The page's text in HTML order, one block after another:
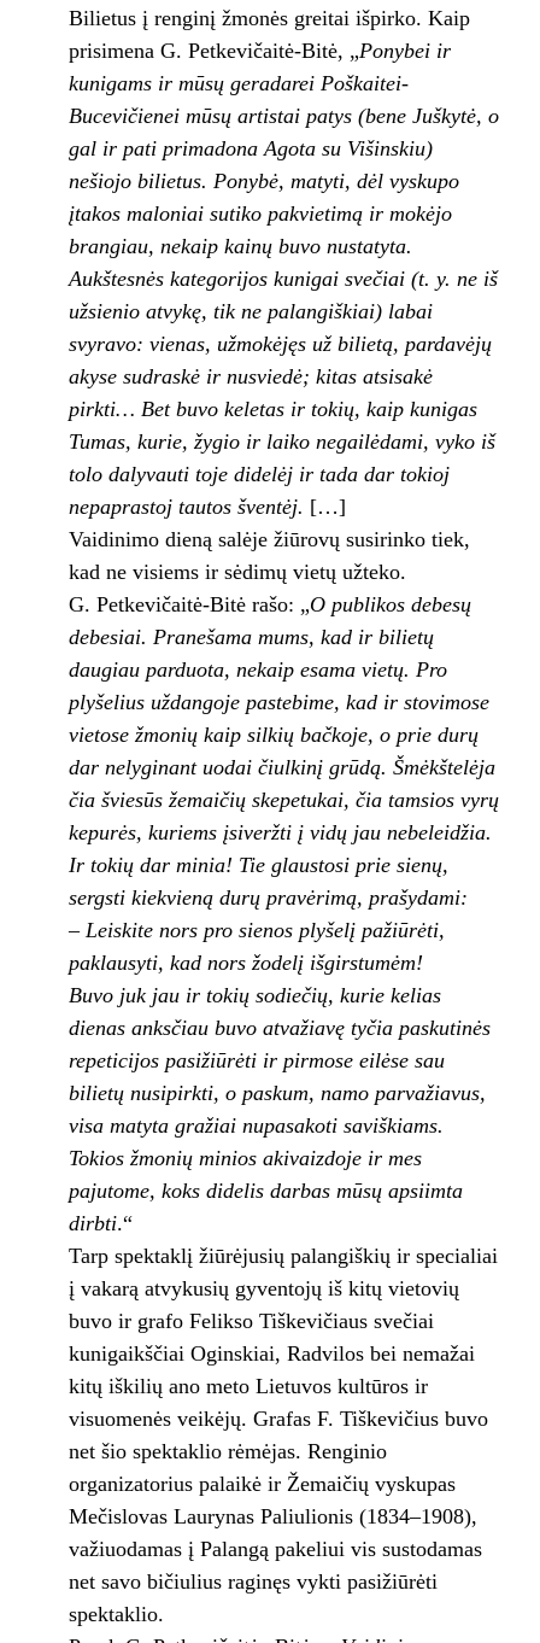
Bilietus į renginį žmonės greitai išpirko. Kaip
prisimena G. Petkevičaitė-Bitė, „Ponybei ir
kunigams ir mūsų geradarei Poškaitei-
Bucevičienei mūsų artistai patys (bene Juškytė, o
gal ir pati primadona Agota su Višinskiu)
nešiojo bilietus. Ponybė, matyti, dėl vyskupo
įtakos maloniai sutiko pakvietimą ir mokėjo
brangiau, nekaip kainų buvo nustatyta.
Aukštesnės kategorijos kunigai svečiai (t. y. ne iš
užsienio atvykę, tik ne palangiškiai) labai
svyravo: vienas, užmokėjęs už bilietą, pardavėjų
akyse sudraskė ir nusviedė; kitas atsisakė
pirkti… Bet buvo keletas ir tokių, kaip kunigas
Tumas, kurie, žygio ir laiko negailėdami, vyko iš
tolo dalyvauti toje didelėj ir tada dar tokioj
nepaprastoj tautos šventėj. […]
Vaidinimo dieną salėje žiūrovų susirinko tiek,
kad ne visiems ir sėdimų vietų užteko.
G. Petkevičaitė-Bitė rašo: „O publikos debesų
debesiai. Pranešama mums, kad ir bilietų
daugiau parduota, nekaip esama vietų. Pro
plyšelius uždangoje pastebime, kad ir stovimose
vietose žmonių kaip silkių bačkoje, o prie durų
dar nelyginant uodai čiulkinį grūdą. Šmėkštelėja
čia šviesūs žemaičių skepetukai, čia tamsios vyrų
kepurės, kuriems įsiveržti į vidų jau nebeleidžia.
Ir tokių dar minia! Tie glaustosi prie sienų,
sergsti kiekvieną durų pravėrimą, prašydami:
– Leiskite nors pro sienos plyšelį pažiūrėti,
paklausyti, kad nors žodelį išgirstumėm!
Buvo juk jau ir tokių sodiečių, kurie kelias
dienas anksčiau buvo atvažiavę tyčia paskutinės
repeticijos pasižiūrėti ir pirmose eilėse sau
bilietų nusipirkti, o paskum, namo parvažiavus,
visa matyta gražiai nupasakoti saviškiams.
Tokios žmonių minios akivaizdoje ir mes
pajutome, koks didelis darbas mūsų apsiimta
dirbti.“
Tarp spektaklį žiūrėjusių palangiškių ir specialiai
į vakarą atvykusių gyventojų iš kitų vietovių
buvo ir grafo Felikso Tiškevičiaus svečiai
kunigaikščiai Oginskiai, Radvilos bei nemažai
kitų iškilių ano meto Lietuvos kultūros ir
visuomenės veikėjų. Grafas F. Tiškevičius buvo
net šio spektaklio rėmėjas. Renginio
organizatorius palaikė ir Žemaičių vyskupas
Mečislovas Laurynas Paliulionis (1834–1908),
važiuodamas į Palangą pakeliui vis sustodamas
net savo bičiulius raginęs vykti pasižiūrėti
spektaklio.